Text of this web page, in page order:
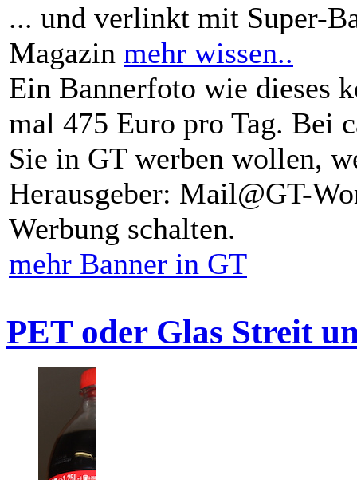
... und verlinkt mit Super-
Magazin mehr wissen..
Ein Bannerfoto wie dieses
mal 475 Euro pro Tag. Bei
Sie in GT werben wollen,
Herausgeber: Mail@GT-
Werbung schalten.
mehr Banner in GT
PET oder Glas Streit